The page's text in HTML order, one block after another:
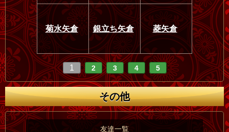
菊水矢倉 銀立ち矢倉 菱矢倉
1 2 3 4 5
その他
友達一覧